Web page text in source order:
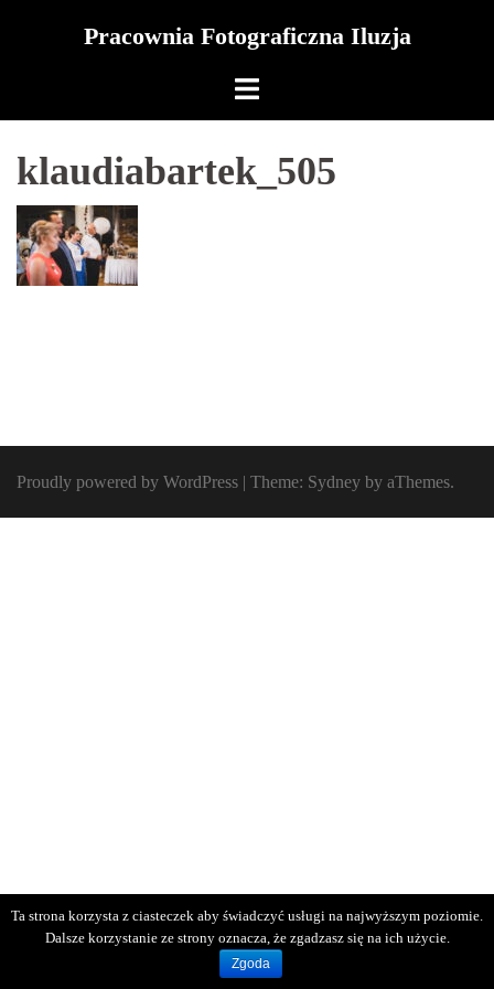
Pracownia Fotograficzna Iluzja
klaudiabartek_505
Proudly powered by WordPress | Theme: Sydney by aThemes.
Ta strona korzysta z ciasteczek aby świadczyć usługi na najwyższym poziomie.
Dalsze korzystanie ze strony oznacza, że zgadzasz się na ich użycie.
Zgoda